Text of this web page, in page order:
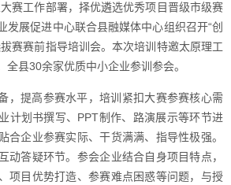
赛工作部署，择优遴选优秀项目晋级市级赛
发展促进中心联合县融媒体中心组织召开“创
赛赛前指导培训会。本次培训特邀太原理工
全县30余家优质中小企业参训参会。
，提高参赛水平，培训紧扣大赛参赛核心需
计划书撰写、PPT制作、路演展示等环节进
合企业参赛实际、干货满满、指导性极强。
动答疑环节。参会企业结合自身项目特点，
项目优势打造、参赛难点困惑等问题，与授